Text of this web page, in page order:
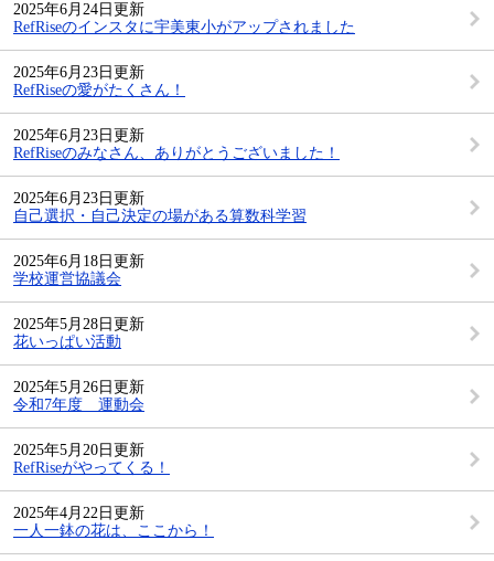
2025年6月24日更新
RefRiseのインスタに宇美東小がアップされました
2025年6月23日更新
RefRiseの愛がたくさん！
2025年6月23日更新
RefRiseのみなさん、ありがとうございました！
2025年6月23日更新
自己選択・自己決定の場がある算数科学習
2025年6月18日更新
学校運営協議会
2025年5月28日更新
花いっぱい活動
2025年5月26日更新
令和7年度 運動会
2025年5月20日更新
RefRiseがやってくる！
2025年4月22日更新
一人一鉢の花は、ここから！